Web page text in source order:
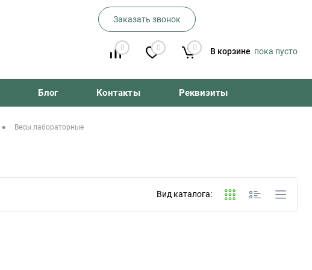
Заказать звонок
0 0 0 В корзине пока пусто
Блог Контакты Реквизиты
• Весы лабораторные
Вид каталога: